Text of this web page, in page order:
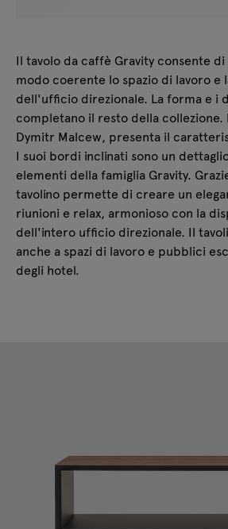
Il tavolo da caffè Gravity consente di
modo coerente lo spazio di lavoro e
dell'ufficio direzionale. La forma e i
completano il resto della collezione.
Dymitr Malcew, presenta il
I suoi bordi inclinati sono un
elementi della famiglia Gravity.
tavolino permette di creare un
riunioni e relax, armonioso con la
dell'intero ufficio direzionale. Il
anche a spazi di lavoro e pubblici
degli hotel.